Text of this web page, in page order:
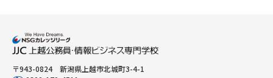
〒943-0824 新潟県上越市北城町3-4-1